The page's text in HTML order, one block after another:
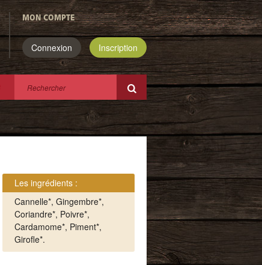
MON COMPTE
Connexion Inscription
Les ingrédients :
Cannelle*, Gingembre*,
Coriandre*, Poivre*,
Cardamome*, Piment*,
Girofle*.